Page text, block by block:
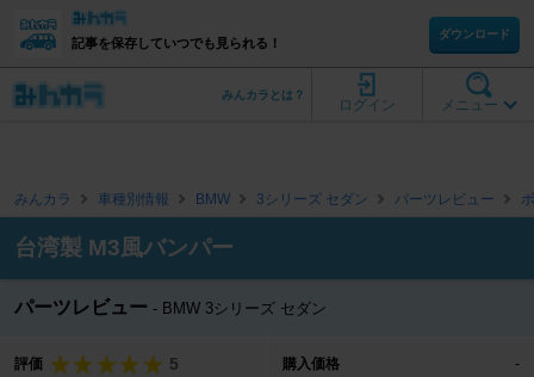
記事を保存していつでも見られる！
ダウンロード
メニュー
ログイン
みんカラとは？
みんカラ 車種別情報 BMW 3シリーズ セダン パーツレビュー
台湾製 M3風バンパー
パーツレビュー BMW 3シリーズ セダン
評価 5 購入価格 -